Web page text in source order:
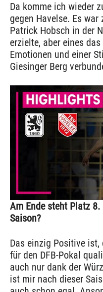
Da komme ich wieder
gegen Havelse. Es
Patrick Hobsch in der
erzielte, aber eines
Emotionen und einer
Giesinger Berg
Am Ende steht Platz
Saison?
Das einzig Positive
für den DFB-Pokal
auch nur dank der
ist mir nach dieser